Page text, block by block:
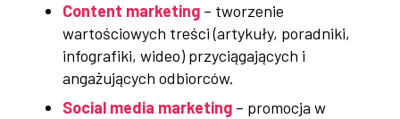
Content marketing – tworzenie
wartościowych treści (artykuły, poradniki,
infografiki, wideo) przyciągających i
angażujących odbiorców.
Social media marketing – promocja w